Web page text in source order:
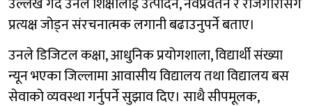
प्रत्यक्ष जोड्न संरचनात्मक लगानी बढाउनुपर्ने बताए।
उनले डिजिटल कक्षा, आधुनिक प्रयोगशाला, विद्यार्थी संख्या
न्यून भएका जिल्लामा आवासीय विद्यालय तथा विद्यालय बस
सेवाको व्यवस्था गर्नुपर्ने सुझाव दिए। साथै सीपमूलक,